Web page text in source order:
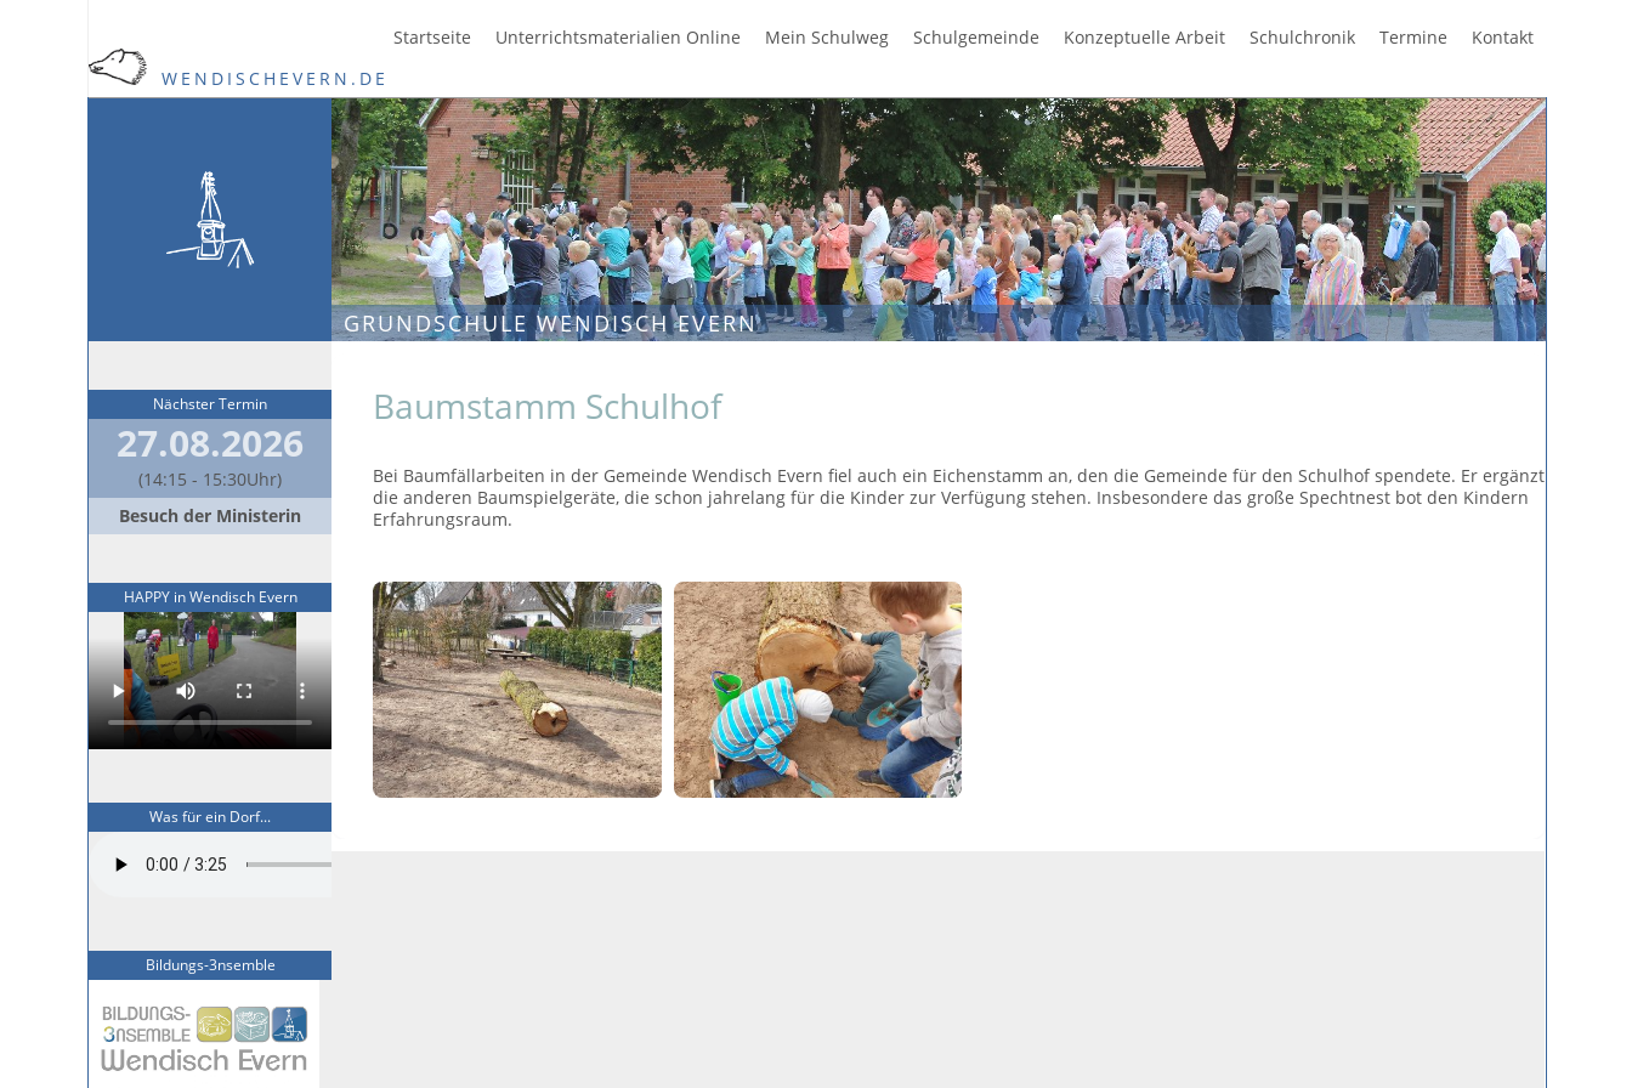
Kontakt
Termine
Schulchronik
Konzeptuelle Arbeit
Schulgemeinde
Mein Schulweg
Unterrichtsmaterialien Online
Startseite
WENDISCHEVERN.DE
GRUNDSCHULE WENDISCH EVERN
Nächster Termin
27.08.2026
(14:15 - 15:30Uhr)
Besuch der Ministerin
HAPPY in Wendisch Evern
Was für ein Dorf...
Bildungs-3nsemble
Baumstamm Schulhof
Bei Baumfällarbeiten in der Gemeinde Wendisch Evern fiel auch ein Eichenstamm an, den die Gemeinde für den Schulhof spendete. Er ergänzt
die anderen Baumspielgeräte, die schon jahrelang für die Kinder zur Verfügung stehen. Insbesondere das große Spechtnest bot den Kindern
Erfahrungsraum.